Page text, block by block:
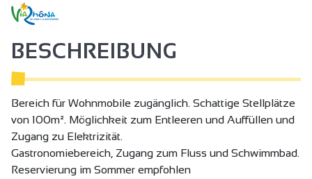
BESCHREIBUNG
Bereich für Wohnmobile zugänglich. Schattige Stellplätze
von 100m². Möglichkeit zum Entleeren und Auffüllen und
Zugang zu Elektrizität.
Gastronomiebereich, Zugang zum Fluss und Schwimmbad.
Reservierung im Sommer empfohlen